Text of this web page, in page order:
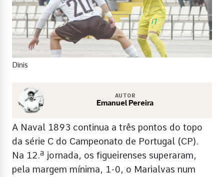
Dinis
AUTOR
Emanuel Pereira
A Naval 1893 continua a três pontos do topo
da série C do Campeonato de Portugal (CP).
Na 12.ª jornada, os figueirenses superaram,
pela margem mínima, 1-0, o Marialvas num